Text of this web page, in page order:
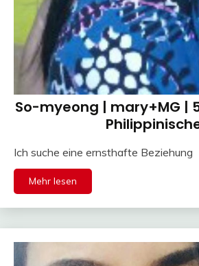
So-myeong | mary+MG |
Ich suche eine ernsthafte Beziehung
Mehr lesen